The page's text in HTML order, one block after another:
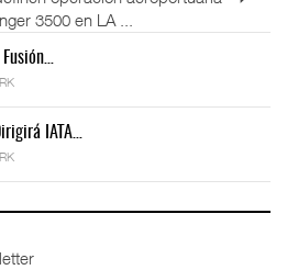
3500 en LA ...
IATA…